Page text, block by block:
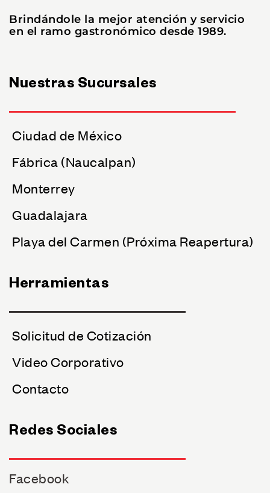
Brindándole la mejor atención y servicio
en el ramo gastronómico desde 1989.
Nuestras Sucursales
Ciudad de México
Fábrica (Naucalpan)
Monterrey
Guadalajara
Playa del Carmen (Próxima Reapertura)
Herramientas
Solicitud de Cotización
Video Corporativo
Contacto
Redes Sociales
Facebook